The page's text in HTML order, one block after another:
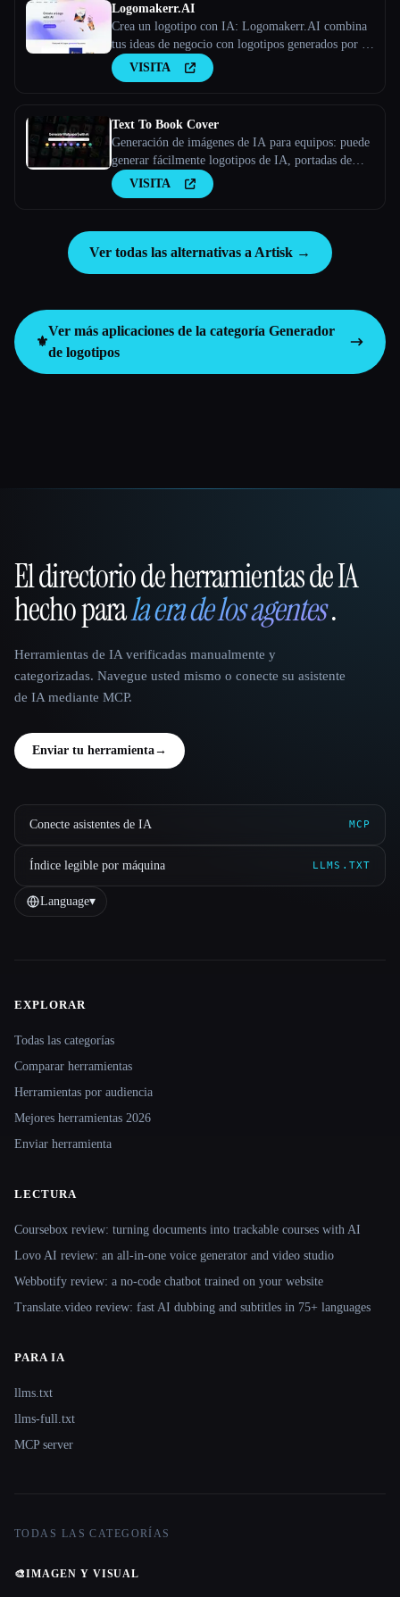
Logomakerr.AI
Crea un logotipo con IA: Logomakerr.AI combina
tus ideas de negocio con logotipos generados por la
IA con solo unos pocos clics.
VISITA
Text To Book Cover
Generación de imágenes de IA para equipos: puede
generar fácilmente logotipos de IA, portadas de
libros de IA, carteles de IA y más - Stockimg AI
VISITA
Ver todas las alternativas a Artisk →
⚜️
Ver más aplicaciones de la categoría Generador
de logotipos
That AI Collection
El directorio de herramientas de IA
hecho parala era de los agentes.
Herramientas de IA verificadas manualmente y
categorizadas. Navegue usted mismo o conecte su asistente
de IA mediante MCP.
Enviar tu herramienta→
Conecte asistentes de IA MCP
Índice legible por máquina LLMS.TXT
Language▾
Site navigation
EXPLORAR
Todas las categorías
Comparar herramientas
Herramientas por audiencia
Mejores herramientas 2026
Enviar herramienta
LECTURA
Coursebox review: turning documents into trackable courses with AI
Lovo AI review: an all-in-one voice generator and video studio
Webbotify review: a no-code chatbot trained on your website
Translate.video review: fast AI dubbing and subtitles in 75+ languages
PARA IA
llms.txt
llms-full.txt
MCP server
TODAS LAS CATEGORÍAS
🎨IMAGEN Y VISUAL